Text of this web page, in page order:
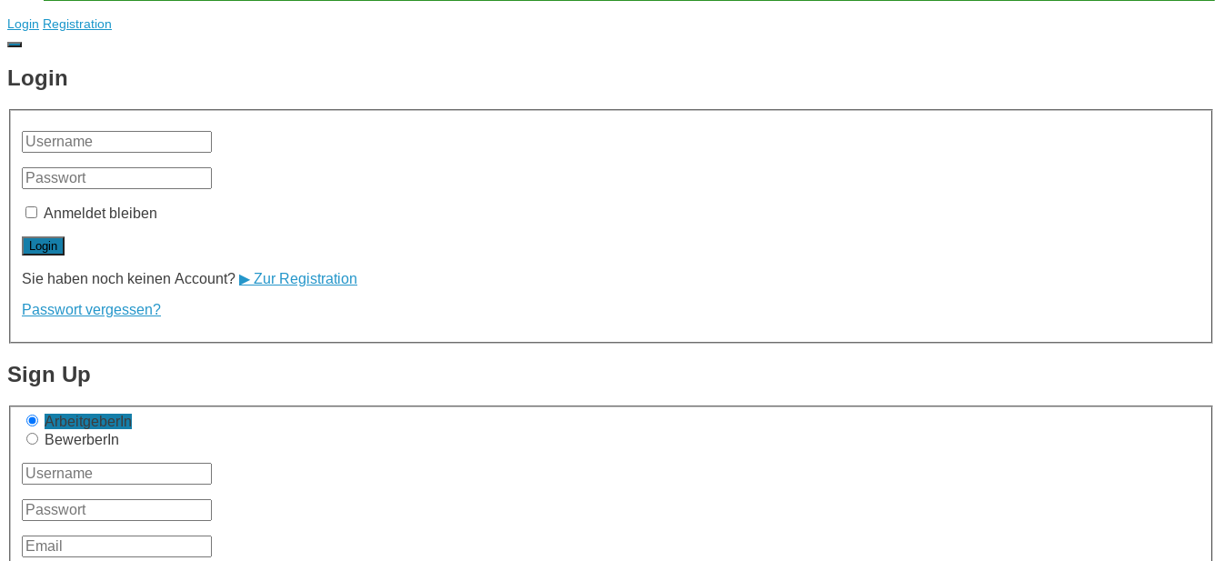
Login Registration
Login
Anmeldet bleiben
Sie haben noch keinen Account? ▶ Zur Registration
Passwort vergessen?
Sign Up
ArbeitgeberIn
BewerberIn